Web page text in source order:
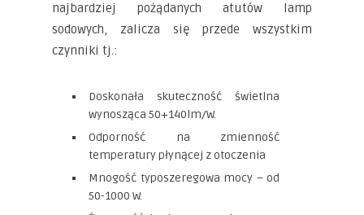
najbardziej pożądanych atutów lamp
sodowych, zalicza się przede wszystkim
czynniki tj.:
Doskonała skuteczność świetlna
wynosząca 50+140lm/W.
Odporność na zmienność
temperatury płynącej z otoczenia
Mnogość typoszeregowa mocy – od
50-1000 W.